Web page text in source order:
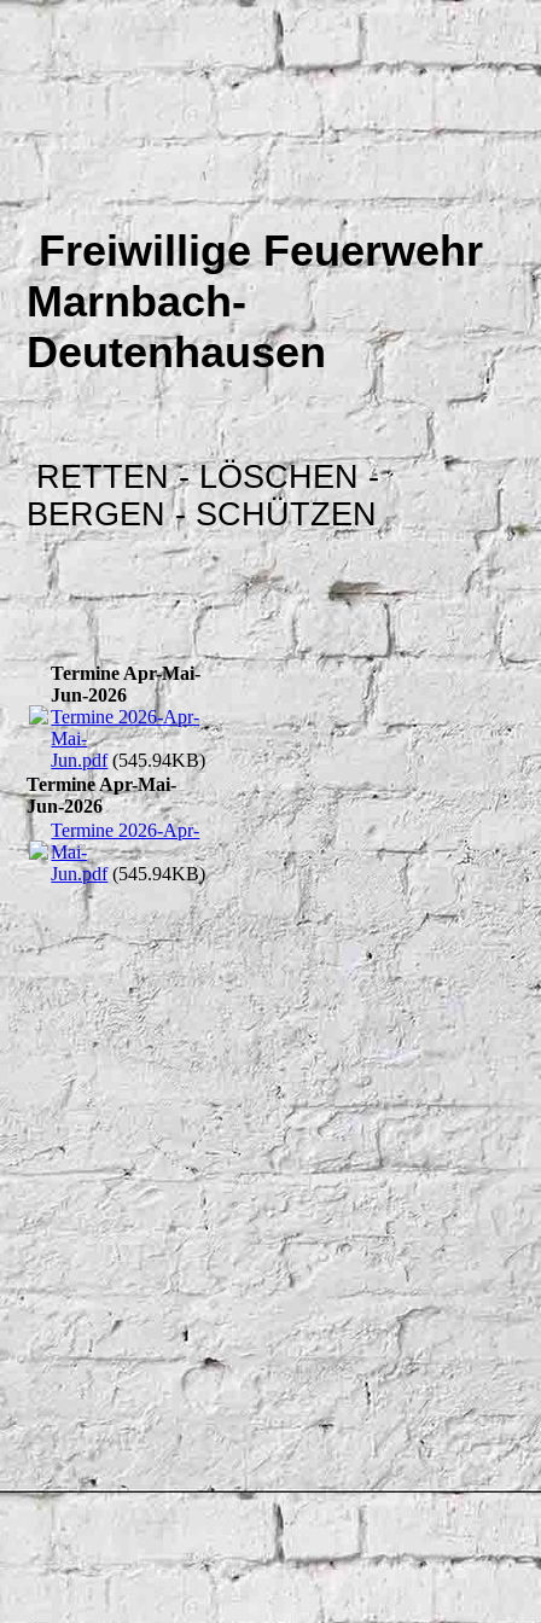
Freiwillige Feuerwehr
Marnbach-
Deutenhausen
RETTEN - LÖSCHEN -
BERGEN - SCHÜTZEN
Termine Apr-Mai-
Jun-2026
Termine 2026-Apr-
Mai-
Jun.pdf(545.94KB)
Termine Apr-Mai-
Jun-2026
Termine 2026-Apr-
Mai-
Jun.pdf(545.94KB)